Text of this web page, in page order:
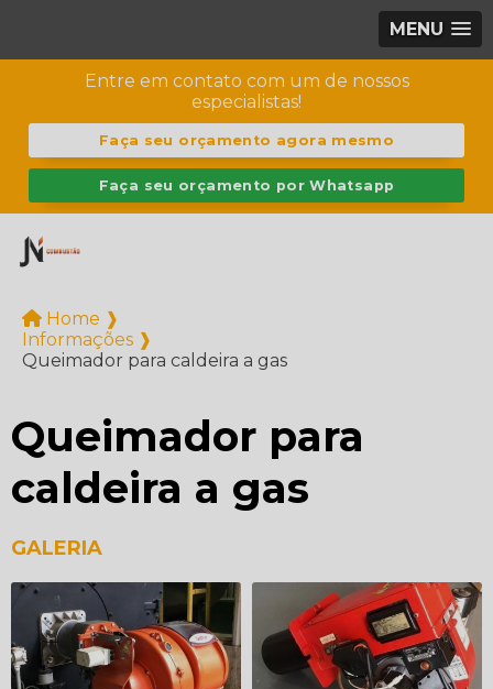
MENU
Entre em contato com um de nossos
especialistas!
Faça seu orçamento agora mesmo
Faça seu orçamento por Whatsapp
Home ❱
Informações ❱
Queimador para caldeira a gas
Queimador para
caldeira a gas
GALERIA